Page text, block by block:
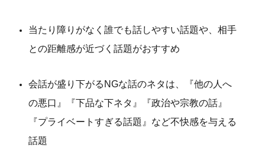
当たり障りがなく誰でも話しやすい話題や、相手
との距離感が近づく話題がおすすめ
会話が盛り下がるNGな話のネタは、『他の人へ
の悪口』『下品な下ネタ』『政治や宗教の話』
『プライベートすぎる話題』など不快感を与える
話題